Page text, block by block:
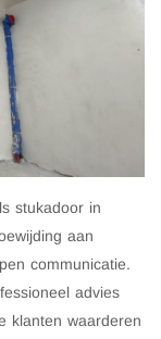
stukadoor in
aan
communicatie.
advies
klanten waarderen